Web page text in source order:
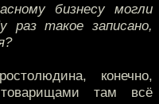
бизнесу могли
такое записано,
конечно,
там всё